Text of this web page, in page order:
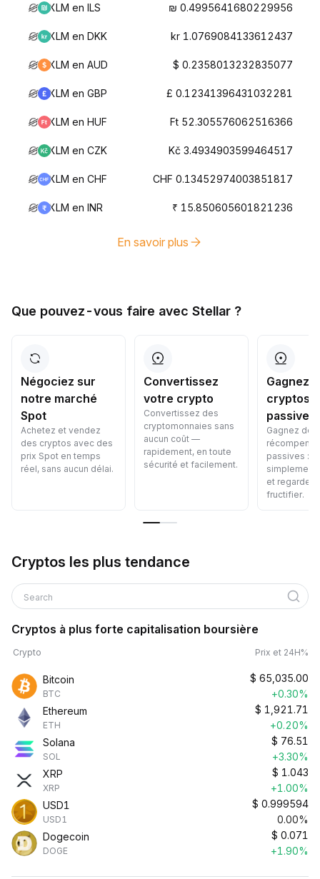
XLM en ILS ₪ 0.4995641680229956
XLM en DKK kr 1.0769084133612437
XLM en AUD $ 0.2358013232835077
XLM en GBP £ 0.12341396431032281
XLM en HUF Ft 52.305576062516366
XLM en CZK Kč 3.4934903599464517
XLM en CHF CHF 0.13452974003851817
XLM en INR ₹ 15.850605601821236
En savoir plus
Que pouvez-vous faire avec Stellar ?
Négociez sur
notre marché
Spot
Achetez et vendez
des cryptos avec des
prix Spot en temps
réel, sans aucun délai.
Convertissez
votre crypto
Convertissez des
cryptomonnaies sans
aucun coût —
rapidement, en toute
sécurité et facilement.
Gagnez
cryptos
Gagnez des
passives :
simplement
et
fructifier.
Cryptos les plus tendance
Search
Cryptos à plus forte capitalisation boursière
Crypto Prix et 24H%
Bitcoin
BTC
$ 65,035.00
+0.30%
Ethereum
ETH
$ 1,921.71
+0.20%
Solana
SOL
$ 76.51
+3.30%
XRP
XRP
$ 1.043
+1.00%
USD1
USD1
$ 0.999594
0.00%
Dogecoin
DOGE
$ 0.071
+1.90%